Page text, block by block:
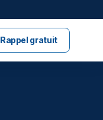
Rappel gratuit